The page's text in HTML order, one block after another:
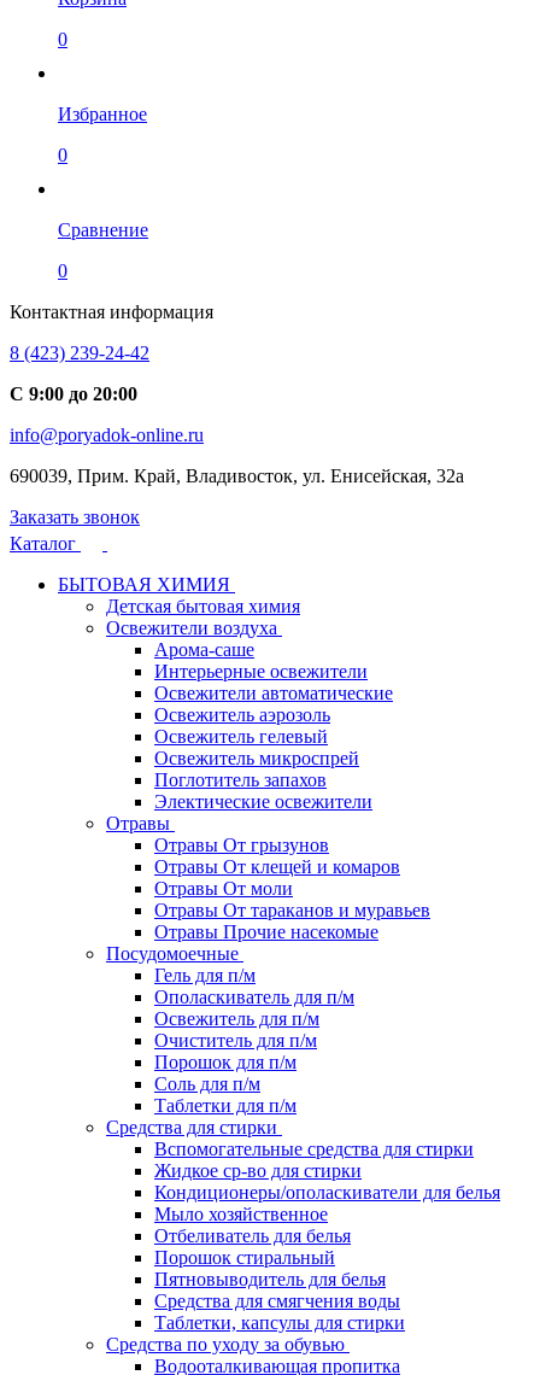
0
Избранное
0
Сравнение
0
Контактная информация
8 (423) 239-24-42
С 9:00 до 20:00
info@poryadok-online.ru
690039, Прим. Край, Владивосток, ул. Енисейская, 32а
Заказать звонок
Каталог
БЫТОВАЯ ХИМИЯ
Детская бытовая химия
Освежители воздуха
Арома-саше
Интерьерные освежители
Освежители автоматические
Освежитель аэрозоль
Освежитель гелевый
Освежитель микроспрей
Поглотитель запахов
Электические освежители
Отравы
Отравы От грызунов
Отравы От клещей и комаров
Отравы От моли
Отравы От тараканов и муравьев
Отравы Прочие насекомые
Посудомоечные
Гель для п/м
Ополаскиватель для п/м
Освежитель для п/м
Очиститель для п/м
Порошок для п/м
Соль для п/м
Таблетки для п/м
Средства для стирки
Вспомогательные средства для стирки
Жидкое ср-во для стирки
Кондиционеры/ополаскиватели для белья
Мыло хозяйственное
Отбеливатель для белья
Порошок стиральный
Пятновыводитель для белья
Средства для смягчения воды
Таблетки, капсулы для стирки
Средства по уходу за обувью
Водооталкивающая пропитка